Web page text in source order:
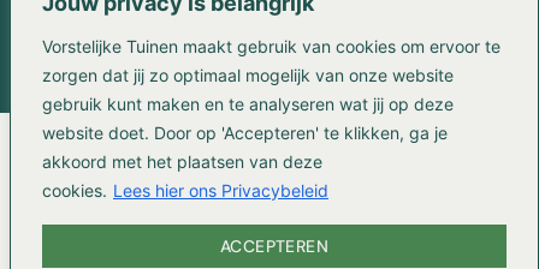
Vorstelijke Tuinen maakt gebruik van cookies om ervoor te
zorgen dat jij zo optimaal mogelijk van onze website
gebruik kunt maken en te analyseren wat jij op deze
website doet. Door op 'Accepteren' te klikken, ga je
akkoord met het plaatsen van deze
cookies. Lees hier ons Privacybeleid
ACCEPTEREN
VRAAG OFFERTE AAN
© 2024 – Vorstelijke Tuinen.
Website & backend-optimalisatie door Linqbyte.